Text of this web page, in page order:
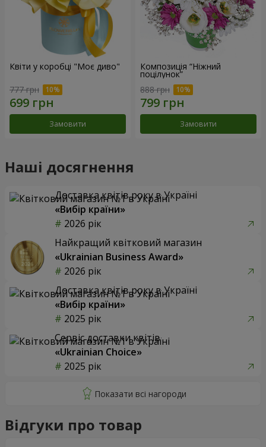
Квіти у коробці "Моє диво"
777 грн
Замовити
Композиція “Ніжний
поцілунок”
888 грн
Замовити
Наші досягнення
Доставка квітів року в Україні
«Вибір країни»
2026 рік
Найкращий квітковий магазин
«Ukrainian Business Award»
2026 рік
Доставка квітів року в Україні
«Вибір країни»
2025 рік
Сервіс доставки квітів
«Ukrainian Choice»
2025 рік
Відгуки про товар